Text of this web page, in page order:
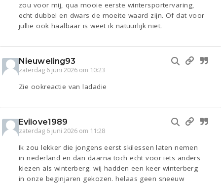
zou voor mij, qua mooie eerste wintersportervaring,
echt dubbel en dwars de moeite waard zijn. Of dat voor
jullie ook haalbaar is weet ik natuurlijk niet.
Nieuweling93
zaterdag 6 juni 2026 om 10:23
Zie ookreactie van ladadie
Evilove1989
zaterdag 6 juni 2026 om 11:28
Ik zou lekker die jongens eerst skilessen laten nemen
in nederland en dan daarna toch echt voor iets anders
kiezen als winterberg. wij hadden een keer winterberg
in onze beginjaren gekozen. helaas geen sneeuw